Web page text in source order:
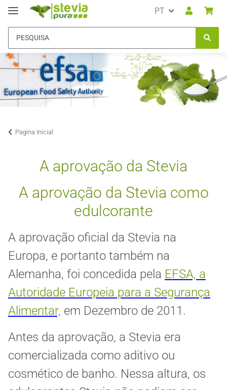
PT
Pagina Inicial
A aprovação da Stevia
A aprovação da Stevia como
edulcorante
A aprovação oficial da Stevia na
Europa, e portanto também na
Alemanha, foi concedida pela EFSA, a
Autoridade Europeia para a Segurança
Alimentar, em Dezembro de 2011.
Antes da aprovação, a Stevia era
comercializada como aditivo ou
cosmético de banho. Nessa altura, os